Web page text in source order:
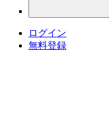
ログイン
無料登録